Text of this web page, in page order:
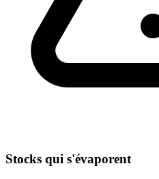
Stocks qui s'évaporent